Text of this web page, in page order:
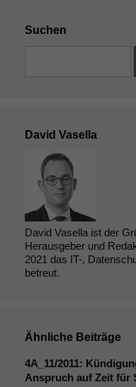
Suchen
David Vasella
David Vasella ist der
Herausgeber und
2021 das IT-,
betreut.
Ähnliche Beiträge
4A_11/2011:
Anspruch auf Zeit für